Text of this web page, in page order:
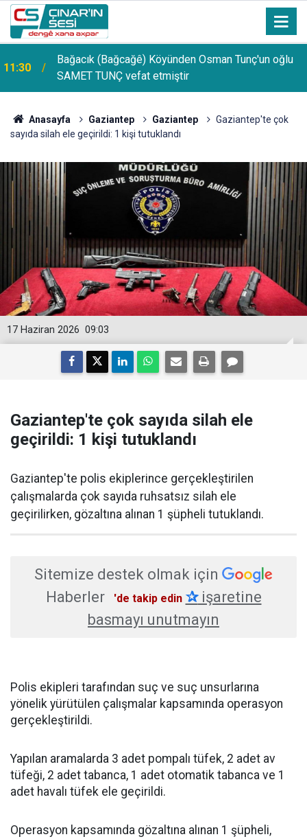
11:30
Bağacık (Bağcağê) Köyünden Osman Tunç'un oğlu
SAMET TUNÇ vefat etmiştir
Anasayfa Gaziantep Gaziantep
Gaziantep'te çok
sayıda silah ele geçirildi: 1 kişi tutuklandı
09:03
17 Haziran 2026
Gaziantep'te çok sayıda silah ele
geçirildi: 1 kişi tutuklandı
Gaziantep'te polis ekiplerince gerçekleştirilen
çalışmalarda çok sayıda ruhsatsız silah ele
geçirilirken, gözaltına alınan 1 şüpheli tutuklandı.
Sitemize destek olmak için
Haberler
'de takip edin ✰işaretine
basmayı unutmayın
Polis ekipleri tarafından suç ve suç unsurlarına
yönelik yürütülen çalışmalar kapsamında operasyon
gerçekleştirildi.
Yapılan aramalarda 3 adet pompalı tüfek, 2 adet av
tüfeği, 2 adet tabanca, 1 adet otomatik tabanca ve 1
adet havalı tüfek ele geçirildi.
Operasyon kapsamında gözaltına alınan 1 şüpheli,